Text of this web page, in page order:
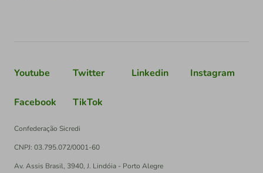
Youtube Twitter Linkedin Instagram
Facebook TikTok
Confederação Sicredi
CNPJ: 03.795.072/0001-60
Av. Assis Brasil, 3940, J. Lindóia - Porto Alegre